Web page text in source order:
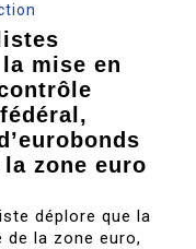
mise en
zone euro
déplore que la
de la zone euro,